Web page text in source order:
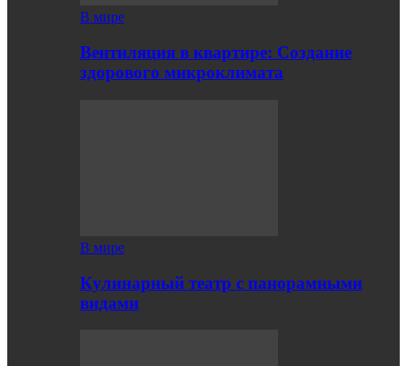
В мире
Вентиляция в квартире: Создание
здорового микроклимата
В мире
Кулинарный театр с панорамными
видами